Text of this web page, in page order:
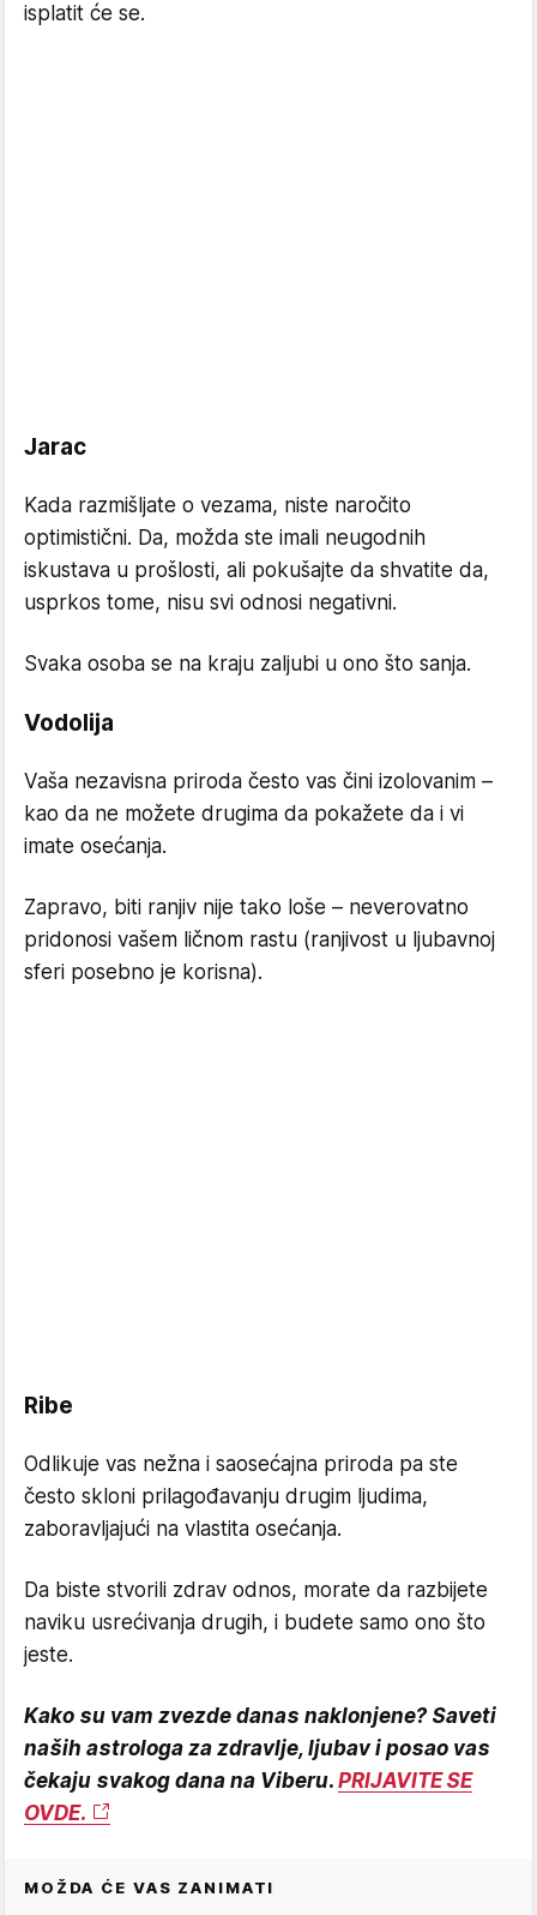
isplatit će se.
Jarac
Kada razmišljate o vezama, niste naročito
optimistični. Da, možda ste imali neugodnih
iskustava u prošlosti, ali pokušajte da shvatite da,
usprkos tome, nisu svi odnosi negativni.
Svaka osoba se na kraju zaljubi u ono što sanja.
Vodolija
Vaša nezavisna priroda često vas čini izolovanim –
kao da ne možete drugima da pokažete da i vi
imate osećanja.
Zapravo, biti ranjiv nije tako loše – neverovatno
pridonosi vašem ličnom rastu (ranjivost u ljubavnoj
sferi posebno je korisna).
Ribe
Odlikuje vas nežna i saosećajna priroda pa ste
često skloni prilagođavanju drugim ljudima,
zaboravljajući na vlastita osećanja.
Da biste stvorili zdrav odnos, morate da razbijete
naviku usrećivanja drugih, i budete samo ono što
jeste.
Kako su vam zvezde danas naklonjene? Saveti
naših astrologa za zdravlje, ljubav i posao vas
čekaju svakog dana na Viberu. PRIJAVITE SE
OVDE.
MOŽDA ĆE VAS ZANIMATI